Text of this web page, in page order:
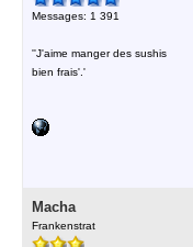
Messages: 1 391
''J'aime manger des sushis
bien frais'.'
Macha
Frankenstrat